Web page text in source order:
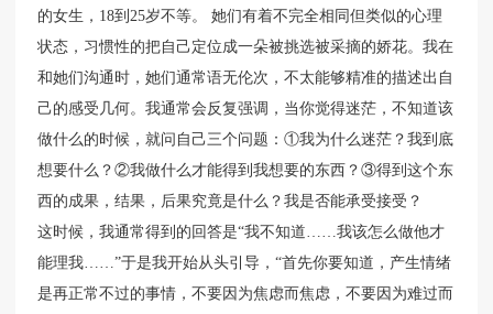
的女生，18到25岁不等。 她们有着不完全相同但类似的心理
状态，习惯性的把自己定位成一朵被挑选被采摘的娇花。我在
和她们沟通时，她们通常语无伦次，不太能够精准的描述出自
己的感受几何。我通常会反复强调，当你觉得迷茫，不知道该
做什么的时候，就问自己三个问题：①我为什么迷茫？我到底
想要什么？②我做什么才能得到我想要的东西？③得到这个东
西的成果，结果，后果究竟是什么？我是否能承受接受？
这时候，我通常得到的回答是“我不知道……我该怎么做他才
能理我……”于是我开始从头引导，“首先你要知道，产生情绪
是再正常不过的事情，不要因为焦虑而焦虑，不要因为难过而